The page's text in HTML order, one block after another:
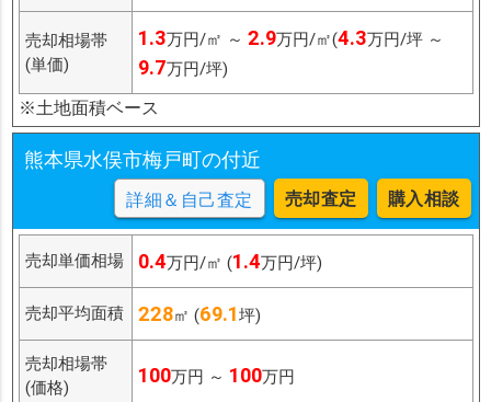
売却相場帯
(単価)
1.3万円/㎡ ～ 2.9万円/㎡(4.3万円/坪 ～
9.7万円/坪)
※土地面積ベース
熊本県水俣市梅戸町の付近
詳細＆自己査定 売却査定 購入相談
売却単価相場 0.4万円/㎡ (1.4万円/坪)
売却平均面積 228㎡ (69.1坪)
売却相場帯
(価格)
100万円 ～ 100万円